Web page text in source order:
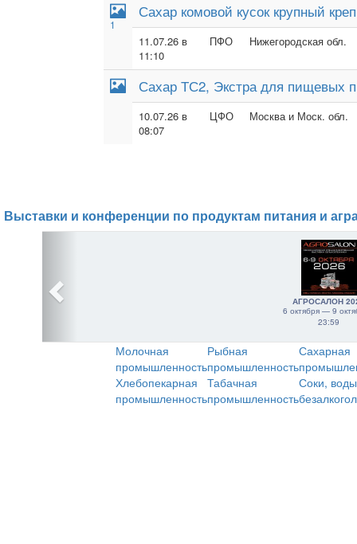
1
Сахар комовой кусок крупный
11.07.26 в
11:10
ПФО Нижегородская обл.
Сахар ТС2, Экстра для пищевых
10.07.26 в
08:07
ЦФО Москва и Моск. обл.
Выставки и конференции по продуктам питания и
АГРОСАЛОН
6 октября — 9
23:59
Молочная
промышленность
Рыбная
промышленность
Сахарная
Хлебопекарная
промышленность
Табачная
промышленность
Соки,